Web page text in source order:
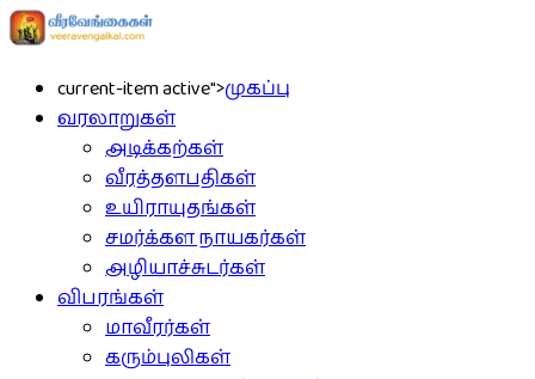
current-item active">முகப்பு
வரலாறுகள்
அடிக்கற்கள்
வீரத்தளபதிகள்
உயிராயுதங்கள்
சமர்க்கள நாயகர்கள்
அழியாச்சுடர்கள்
விபரங்கள்
மாவீரர்கள்
கரும்புலிகள்